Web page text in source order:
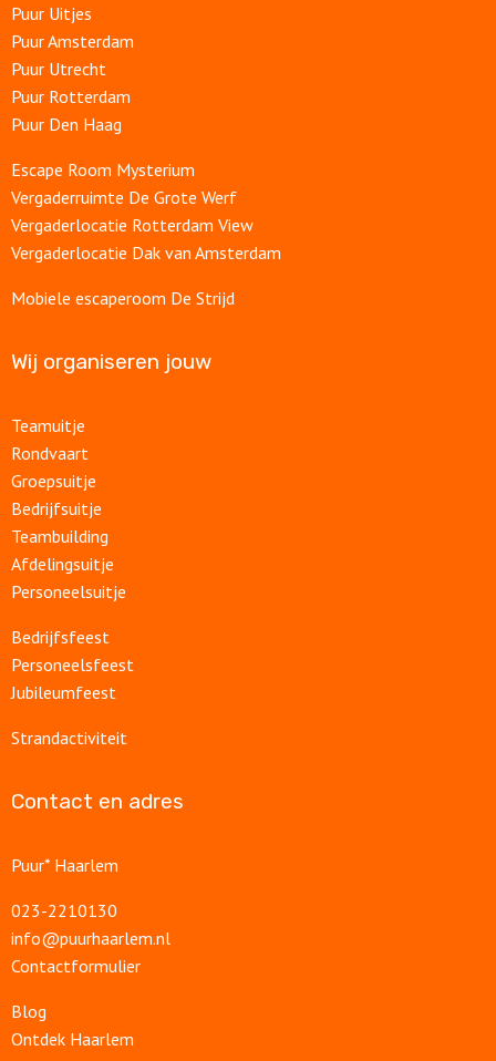
Puur Uitjes
Puur Amsterdam
Puur Utrecht
Puur Rotterdam
Puur Den Haag
Escape Room Mysterium
Vergaderruimte De Grote Werf
Vergaderlocatie Rotterdam View
Vergaderlocatie Dak van Amsterdam
Mobiele escaperoom De Strijd
Wij organiseren jouw
Teamuitje
Rondvaart
Groepsuitje
Bedrijfsuitje
Teambuilding
Afdelingsuitje
Personeelsuitje
Bedrijfsfeest
Personeelsfeest
Jubileumfeest
Strandactiviteit
Contact en adres
Puur* Haarlem
023-2210130
info@puurhaarlem.nl
Contactformulier
Blog
Ontdek Haarlem